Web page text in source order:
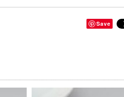
Save